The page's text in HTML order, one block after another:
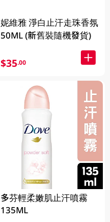
妮維雅 淨白止汗走珠香氛
50ML (新舊裝隨機發貨)
$35.00
多芬輕柔嫩肌止汗噴霧
135ML